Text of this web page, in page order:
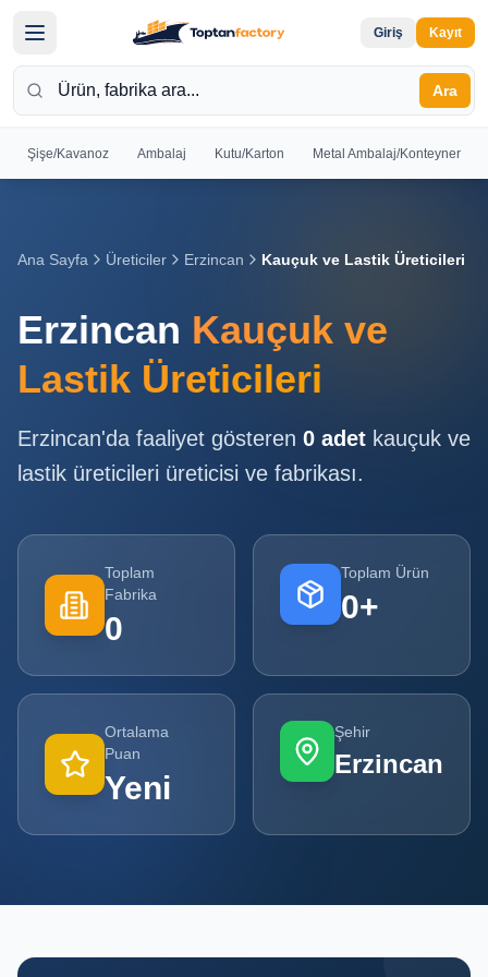
Giriş Kayıt
Ara
Şişe/Kavanoz Ambalaj Kutu/Karton Metal Ambalaj/Konteyner
Giriş yapın
Yap
Ol
Sayfa
Tüm
Ürünler
Kampanyalar
POPÜLER
KATEGORILER
Ana Sayfa Üreticiler Erzincan Kauçuk ve Lastik Üreticileri
Erzincan Kauçuk ve
Lastik Üreticileri
Erzincan'da faaliyet gösteren 0 adet kauçuk ve
lastik üreticileri üreticisi ve fabrikası.
Toplam
Fabrika
0
Toplam Ürün
0+
Ortalama
Puan
Yeni
Şehir
Erzincan